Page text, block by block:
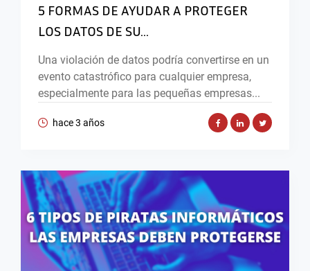
5 FORMAS DE AYUDAR A PROTEGER
LOS DATOS DE SU...
Una violación de datos podría convertirse en un
evento catastrófico para cualquier empresa,
especialmente para las pequeñas empresas...
hace 3 años